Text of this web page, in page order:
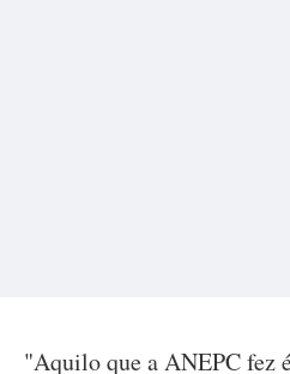
"Aquilo que a ANEPC fez